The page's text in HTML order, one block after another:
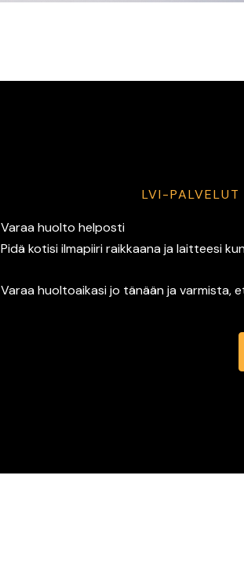
LVI-PALVELUT
Varaa huolto helposti
Pidä kotisi ilmapiiri raikkaana ja laitteesi
Varaa huoltoaikasi jo tänään ja varmista,